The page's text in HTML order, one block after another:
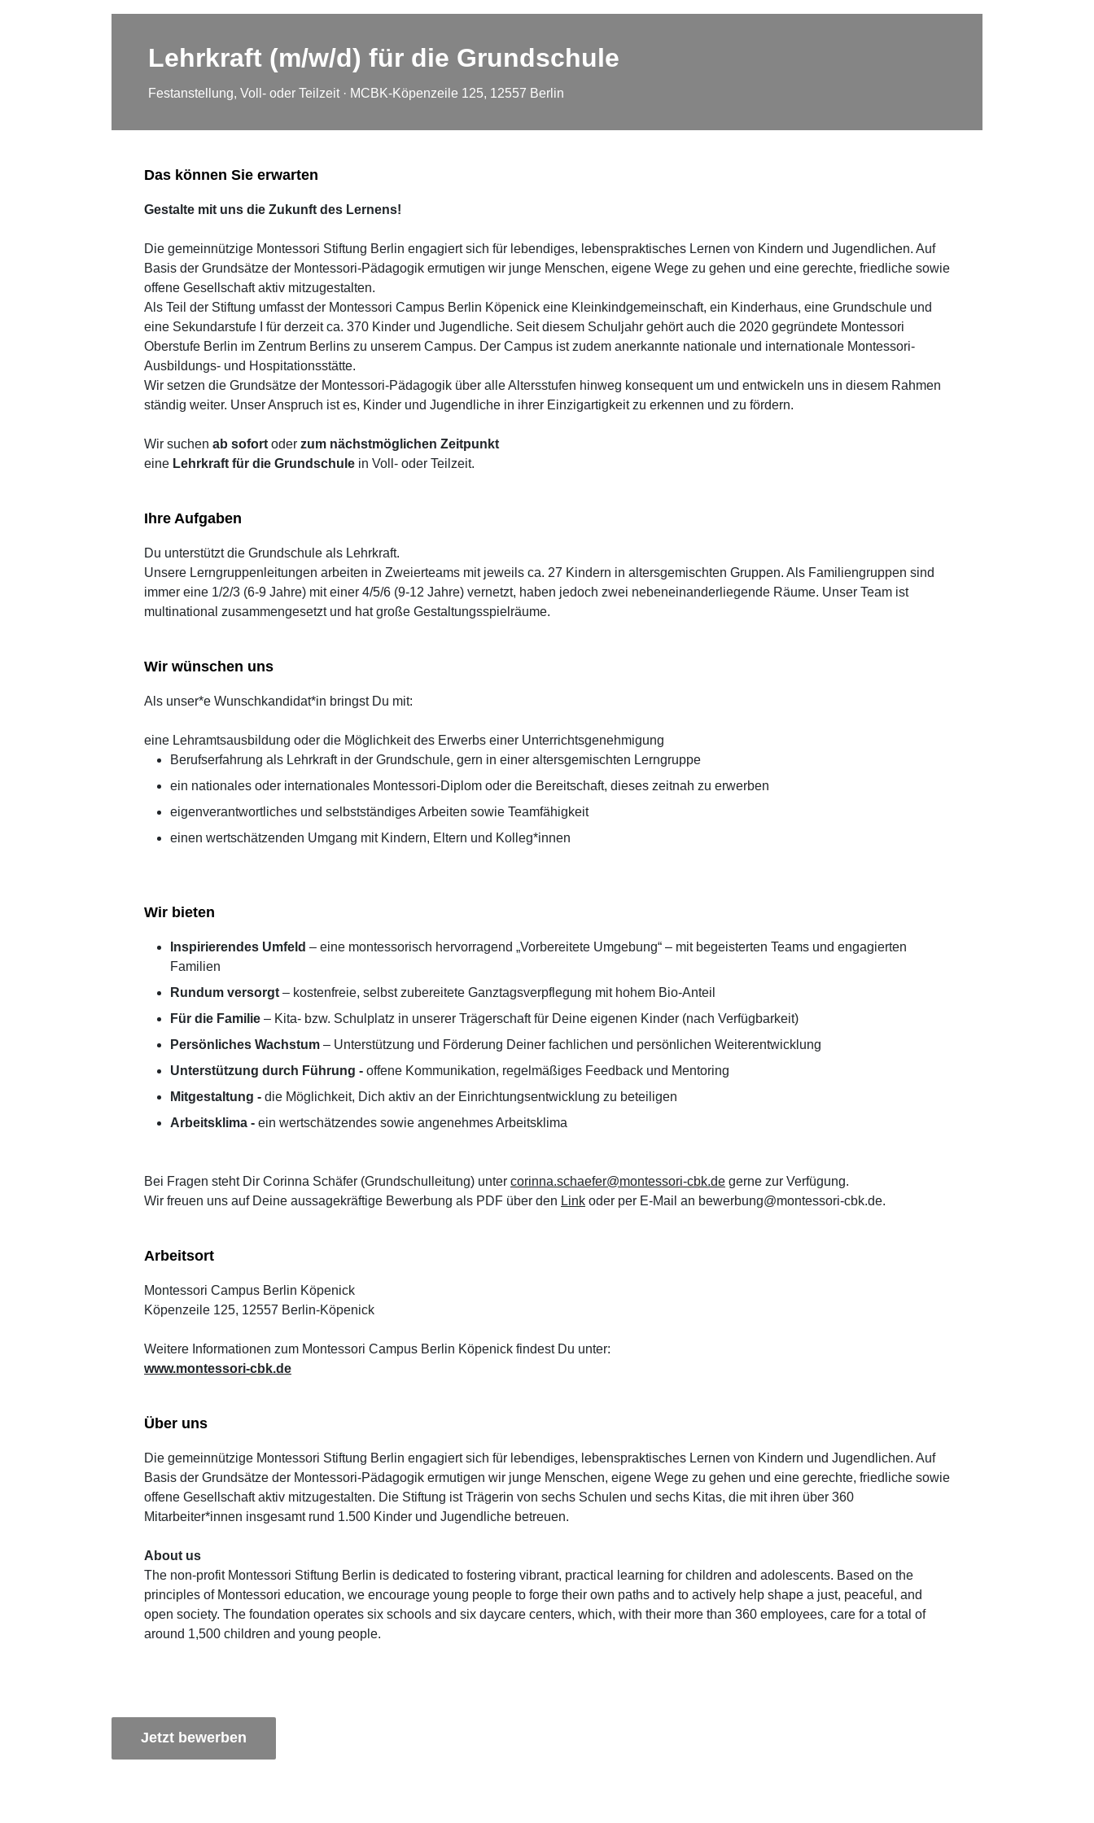
Lehrkraft (m/w/d) für die Grundschule
Festanstellung, Voll- oder Teilzeit · MCBK-Köpenzeile 125, 12557 Berlin
Das können Sie erwarten
Gestalte mit uns die Zukunft des Lernens!
Die gemeinnützige Montessori Stiftung Berlin engagiert sich für lebendiges, lebenspraktisches Lernen von Kindern und Jugendlichen. Auf
Basis der Grundsätze der Montessori-Pädagogik ermutigen wir junge Menschen, eigene Wege zu gehen und eine gerechte, friedliche sowie
offene Gesellschaft aktiv mitzugestalten.
Als Teil der Stiftung umfasst der Montessori Campus Berlin Köpenick eine Kleinkindgemeinschaft, ein Kinderhaus, eine Grundschule und
eine Sekundarstufe I für derzeit ca. 370 Kinder und Jugendliche. Seit diesem Schuljahr gehört auch die 2020 gegründete Montessori
Oberstufe Berlin im Zentrum Berlins zu unserem Campus. Der Campus ist zudem anerkannte nationale und internationale Montessori-
Ausbildungs- und Hospitationsstätte.
Wir setzen die Grundsätze der Montessori-Pädagogik über alle Altersstufen hinweg konsequent um und entwickeln uns in diesem Rahmen
ständig weiter. Unser Anspruch ist es, Kinder und Jugendliche in ihrer Einzigartigkeit zu erkennen und zu fördern.
Wir suchen ab sofort oder zum nächstmöglichen Zeitpunkt
eine Lehrkraft für die Grundschule in Voll- oder Teilzeit.
Ihre Aufgaben
Du unterstützt die Grundschule als Lehrkraft.
Unsere Lerngruppenleitungen arbeiten in Zweierteams mit jeweils ca. 27 Kindern in altersgemischten Gruppen. Als Familiengruppen sind
immer eine 1/2/3 (6-9 Jahre) mit einer 4/5/6 (9-12 Jahre) vernetzt, haben jedoch zwei nebeneinanderliegende Räume. Unser Team ist
multinational zusammengesetzt und hat große Gestaltungsspielräume.
Wir wünschen uns
Als unser*e Wunschkandidat*in bringst Du mit:
eine Lehramtsausbildung oder die Möglichkeit des Erwerbs einer Unterrichtsgenehmigung
Berufserfahrung als Lehrkraft in der Grundschule, gern in einer altersgemischten Lerngruppe
ein nationales oder internationales Montessori-Diplom oder die Bereitschaft, dieses zeitnah zu erwerben
eigenverantwortliches und selbstständiges Arbeiten sowie Teamfähigkeit
einen wertschätzenden Umgang mit Kindern, Eltern und Kolleg*innen
Wir bieten
Inspirierendes Umfeld – eine montessorisch hervorragend „Vorbereitete Umgebung“ – mit begeisterten Teams und engagierten
Familien
Rundum versorgt – kostenfreie, selbst zubereitete Ganztagsverpflegung mit hohem Bio-Anteil
Für die Familie – Kita- bzw. Schulplatz in unserer Trägerschaft für Deine eigenen Kinder (nach Verfügbarkeit)
Persönliches Wachstum – Unterstützung und Förderung Deiner fachlichen und persönlichen Weiterentwicklung
Unterstützung durch Führung - offene Kommunikation, regelmäßiges Feedback und Mentoring
Mitgestaltung - die Möglichkeit, Dich aktiv an der Einrichtungsentwicklung zu beteiligen
Arbeitsklima - ein wertschätzendes sowie angenehmes Arbeitsklima
Bei Fragen steht Dir Corinna Schäfer (Grundschulleitung) unter corinna.schaefer@montessori-cbk.de gerne zur Verfügung.
Wir freuen uns auf Deine aussagekräftige Bewerbung als PDF über den Link oder per E-Mail an bewerbung@montessori-cbk.de.
Arbeitsort
Montessori Campus Berlin Köpenick
Köpenzeile 125, 12557 Berlin-Köpenick
Weitere Informationen zum Montessori Campus Berlin Köpenick findest Du unter:
www.montessori-cbk.de
Über uns
Die gemeinnützige Montessori Stiftung Berlin engagiert sich für lebendiges, lebenspraktisches Lernen von Kindern und Jugendlichen. Auf
Basis der Grundsätze der Montessori-Pädagogik ermutigen wir junge Menschen, eigene Wege zu gehen und eine gerechte, friedliche sowie
offene Gesellschaft aktiv mitzugestalten. Die Stiftung ist Trägerin von sechs Schulen und sechs Kitas, die mit ihren über 360
Mitarbeiter*innen insgesamt rund 1.500 Kinder und Jugendliche betreuen.
About us
The non-profit Montessori Stiftung Berlin is dedicated to fostering vibrant, practical learning for children and adolescents. Based on the
principles of Montessori education, we encourage young people to forge their own paths and to actively help shape a just, peaceful, and
open society. The foundation operates six schools and six daycare centers, which, with their more than 360 employees, care for a total of
around 1,500 children and young people.
Jetzt bewerben